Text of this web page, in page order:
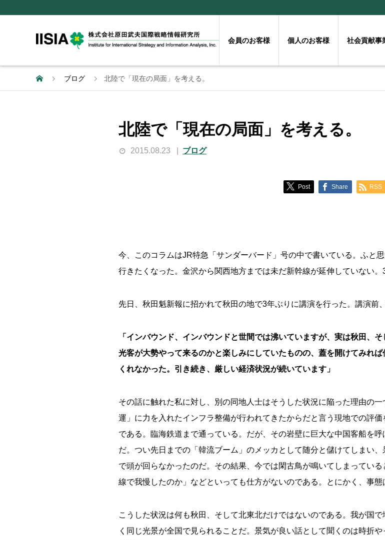
会員のお客様 個人のお客様 社会貢献事
ブログ 北陸で「現在の局面」を考える。
北陸で「現在の局面」を考える。
2015.08.23 ブログ
Post Share RSS
今、このコラムはJR特急「サンダーバード」号の中で書いている。ふと
行きたくなった。金沢から関西地方までは未だ新幹線が延伸していない。
先日、秋田魁新報に招かれて秋田の地で3年ぶりに講演を行った。講演前
「インバウンド、インバウンドと世間では沸いていますが、実は秋田、
光客が大勢やって来るのかと楽しみにしていたものの、蓋を開けてみれ
くれなかった。引き続き、厳しい経済状況が続いています」
その話に触れた私に対し、別の同地人士はそうした状況に陥った理由の
運」に力を入れたインフラ整備が行われてきたからだと言う現地での評
である。臨海鉄道まで通っている。だが、その岩壁に巨大な中国客船を
だ。つい先日までの「韓流ブーム」のメッカとして随分と儲けてしまい
で頭が回らなかったのだ。その結果、今では閑古鳥が鳴いてしまってい
線で我慢したのか」などといっても仕方がないのである。とにかく、事態
こうした状況は何も秋田、そして北東北だけではないのである。我が国
く同じ光景が全国で見られることだ。景気が良い話として聞くのは時折